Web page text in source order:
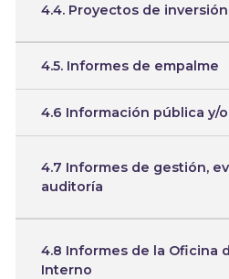
4.4. Proyectos de inversión
4.5. Informes de empalme
4.6 Información pública y/
4.7 Informes de gestión,
auditoría
4.8 Informes de la Oficina
Interno